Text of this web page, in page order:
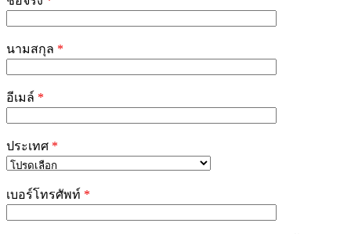
this
field
นามสกุล *
อีเมล์ *
ประเทศ *
เบอร์โทรศัพท์ *